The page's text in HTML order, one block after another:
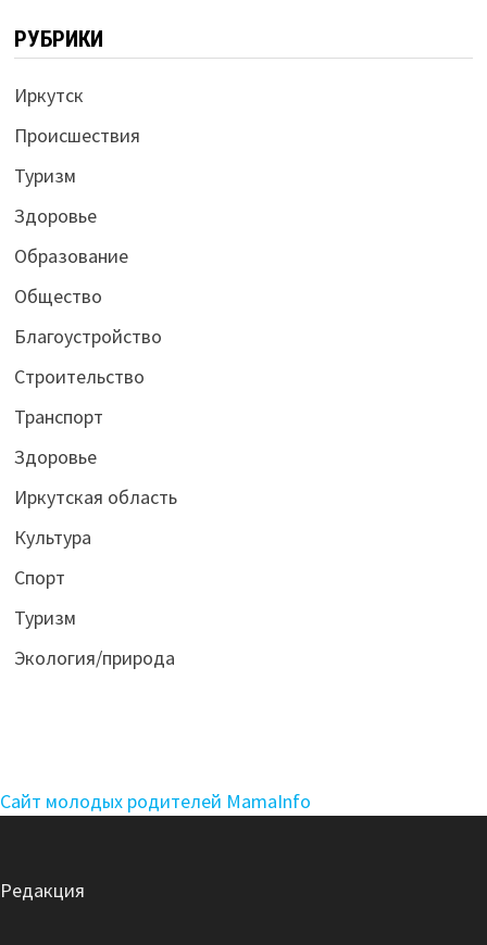
РУБРИКИ
Иркутск
Происшествия
Туризм
Здоровье
Образование
Общество
Благоустройство
Строительство
Транспорт
Здоровье
Иркутская область
Культура
Спорт
Туризм
Экология/природа
Сайт молодых родителей MamaInfo
Редакция